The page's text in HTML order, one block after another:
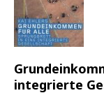
integrierte